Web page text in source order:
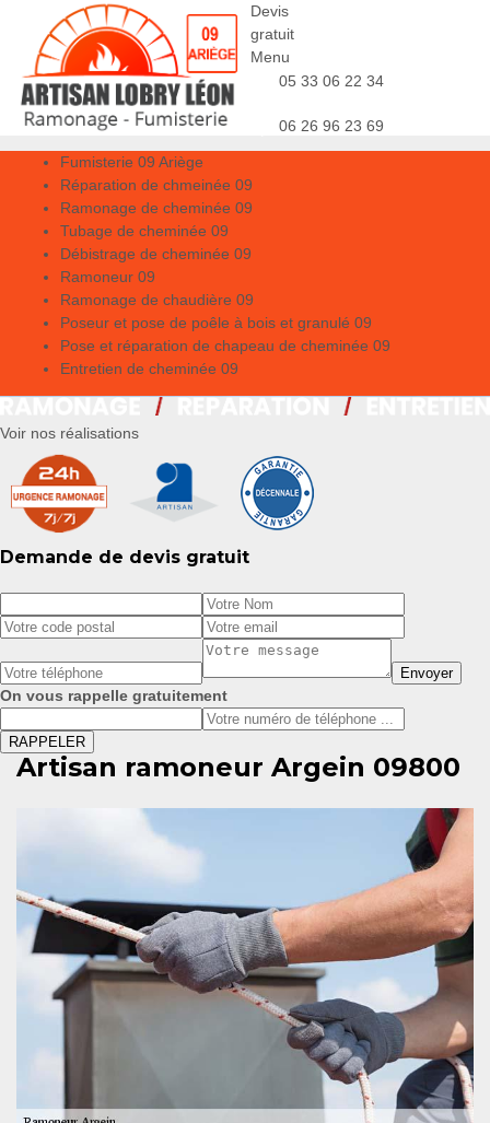
Devis
gratuit
Menu
05 33 06 22 34
06 26 96 23 69
Fumisterie 09 Ariège
Réparation de chmeinée 09
Ramonage de cheminée 09
Tubage de cheminée 09
Débistrage de cheminée 09
Ramoneur 09
Ramonage de chaudière 09
Poseur et pose de poêle à bois et granulé 09
Pose et réparation de chapeau de cheminée 09
Entretien de cheminée 09
Voir nos réalisations
Demande de devis gratuit
On vous rappelle gratuitement
Artisan ramoneur Argein 09800